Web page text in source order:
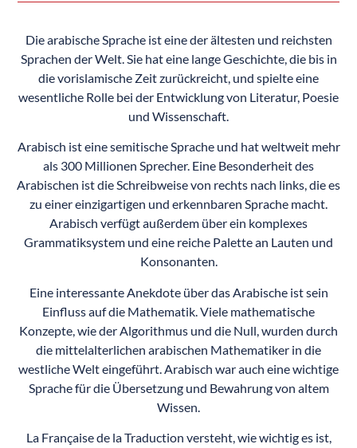
Die arabische Sprache ist eine der ältesten und reichsten
Sprachen der Welt. Sie hat eine lange Geschichte, die bis in
die vorislamische Zeit zurückreicht, und spielte eine
wesentliche Rolle bei der Entwicklung von Literatur, Poesie
und Wissenschaft.
Arabisch ist eine semitische Sprache und hat weltweit mehr
als 300 Millionen Sprecher. Eine Besonderheit des
Arabischen ist die Schreibweise von rechts nach links, die es
zu einer einzigartigen und erkennbaren Sprache macht.
Arabisch verfügt außerdem über ein komplexes
Grammatiksystem und eine reiche Palette an Lauten und
Konsonanten.
Eine interessante Anekdote über das Arabische ist sein
Einfluss auf die Mathematik. Viele mathematische
Konzepte, wie der Algorithmus und die Null, wurden durch
die mittelalterlichen arabischen Mathematiker in die
westliche Welt eingeführt. Arabisch war auch eine wichtige
Sprache für die Übersetzung und Bewahrung von altem
Wissen.
La Française de la Traduction versteht, wie wichtig es ist,